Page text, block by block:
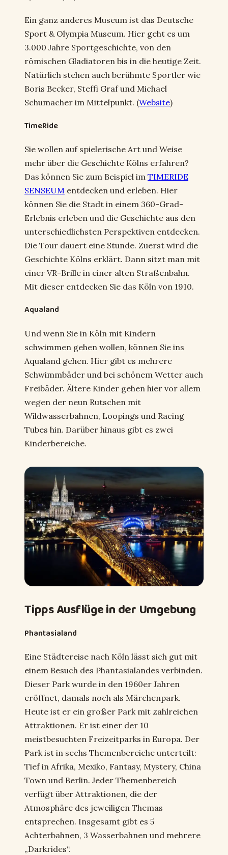
Ein ganz anderes Museum ist das Deutsche
Sport & Olympia Museum. Hier geht es um
3.000 Jahre Sportgeschichte, von den
römischen Gladiatoren bis in die heutige Zeit.
Natürlich stehen auch berühmte Sportler wie
Boris Becker, Steffi Graf und Michael
Schumacher im Mittelpunkt. (Website)
TimeRide
Sie wollen auf spielerische Art und Weise
mehr über die Geschichte Kölns erfahren?
Das können Sie zum Beispiel im TIMERIDE
SENSEUM entdecken und erleben. Hier
können Sie die Stadt in einem 360-Grad-
Erlebnis erleben und die Geschichte aus den
unterschiedlichsten Perspektiven entdecken.
Die Tour dauert eine Stunde. Zuerst wird die
Geschichte Kölns erklärt. Dann sitzt man mit
einer VR-Brille in einer alten Straßenbahn.
Mit dieser entdecken Sie das Köln von 1910.
Aqualand
Und wenn Sie in Köln mit Kindern
schwimmen gehen wollen, können Sie ins
Aqualand gehen. Hier gibt es mehrere
Schwimmbäder und bei schönem Wetter auch
Freibäder. Ältere Kinder gehen hier vor allem
wegen der neun Rutschen mit
Wildwasserbahnen, Loopings und Racing
Tubes hin. Darüber hinaus gibt es zwei
Kinderbereiche.
Tipps Ausflüge in der Umgebung
Phantasialand
Eine Städtereise nach Köln lässt sich gut mit
einem Besuch des Phantasialandes verbinden.
Dieser Park wurde in den 1960er Jahren
eröffnet, damals noch als Märchenpark.
Heute ist er ein großer Park mit zahlreichen
Attraktionen. Er ist einer der 10
meistbesuchten Freizeitparks in Europa. Der
Park ist in sechs Themenbereiche unterteilt:
Tief in Afrika, Mexiko, Fantasy, Mystery, China
Town und Berlin. Jeder Themenbereich
verfügt über Attraktionen, die der
Atmosphäre des jeweiligen Themas
entsprechen. Insgesamt gibt es 5
Achterbahnen, 3 Wasserbahnen und mehrere
„Darkrides“.